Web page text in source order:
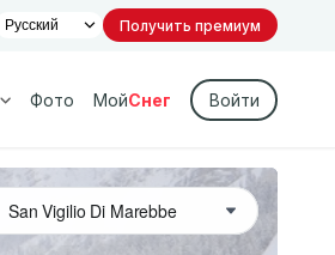
Получить премиум
Фото МойСнег Войти